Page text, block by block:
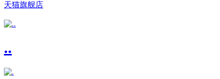
天猫旗舰店
..